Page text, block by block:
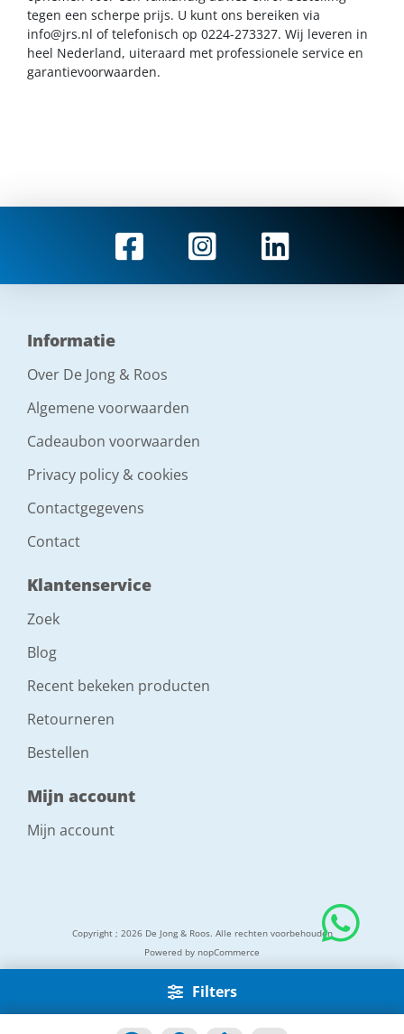
Filters
tegen een scherpe prijs. U kunt ons bereiken via
info@jrs.nl of telefonisch op 0224-273327. Wij leveren in
heel Nederland, uiteraard met professionele service en
garantievoorwaarden.
Informatie
Over De Jong & Roos
Algemene voorwaarden
Cadeaubon voorwaarden
Privacy policy & cookies
Contactgegevens
Contact
Klantenservice
Zoek
Blog
Recent bekeken producten
Retourneren
Bestellen
Mijn account
Mijn account
Copyright ; 2026 De Jong & Roos. Alle rechten voorbehouden
Powered by nopCommerce